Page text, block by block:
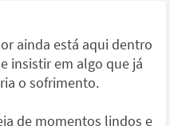
ainda está aqui dentro
insistir em algo que já
o sofrimento.
de momentos lindos e